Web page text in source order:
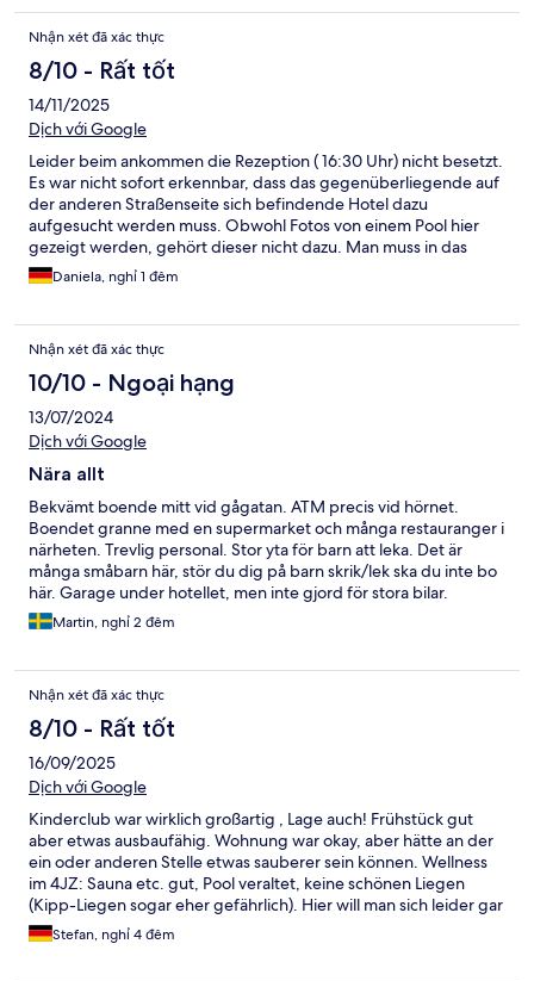
Nhận xét đã xác thực
8/10 - Rất tốt
14/11/2025
Dịch với Google
Leider beim ankommen die Rezeption ( 16:30 Uhr) nicht besetzt.
Es war nicht sofort erkennbar, dass das gegenüberliegende auf
der anderen Straßenseite sich befindende Hotel dazu
aufgesucht werden muss. Obwohl Fotos von einem Pool hier
gezeigt werden, gehört dieser nicht dazu. Man muss in das
Hotel auf der anderen Straßenseite. Familien müssen in ein laut
Aushang 80 m entferntes Hotel ausweichen für Poolnutzung. So
großzügig. Ein kleiner Kphlschrank mit gekühlten Getränken.
Mir fehlt hier eine Möglichkeit
Daniela, nghỉ 1 đêm
Nhận xét đã xác thực
10/10 - Ngoại hạng
13/07/2024
Dịch với Google
Nära allt
Bekvämt boende mitt vid gågatan. ATM precis vid hörnet.
Boendet granne med en supermarket och många restauranger i
närheten. Trevlig personal. Stor yta för barn att leka. Det är
många småbarn här, stör du dig på barn skrik/lek ska du inte bo
här. Garage under hotellet, men inte gjord för stora bilar.
Frukost god och ingår. Sängar sköna. Som fler skrivit tidigare
kunde de haft en minikyl istället för en minibar. Fantastik strand
stan men du behöver binz kortet, det får du vid incheck.
Martin, nghỉ 2 đêm
Nhận xét đã xác thực
8/10 - Rất tốt
16/09/2025
Dịch với Google
Kinderclub war wirklich großartig , Lage auch! Frühstück gut
aber etwas ausbaufähig. Wohnung war okay, aber hätte an der
ein oder anderen Stelle etwas sauberer sein können. Wellness
im 4JZ: Sauna etc. gut, Pool veraltet, keine schönen Liegen
(Kipp-Liegen sogar eher gefährlich). Hier will man sich leider gar
nicht lange aufhalten. Dennoch gut, dass man es überhaupt
nutzen kann vom anderen Hotel
Stefan, nghỉ 4 đêm